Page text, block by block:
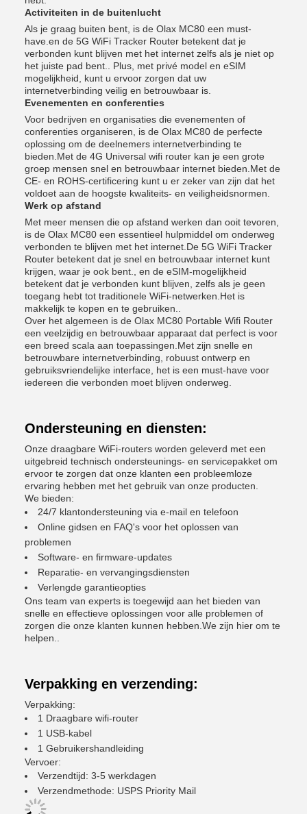
Activiteiten in de buitenlucht
Als je graag buiten bent, is de Olax MC80 een must-
have.en de 5G WiFi Tracker Router betekent dat je
verbonden kunt blijven met het internet zelfs als je niet op
het juiste pad bent.. Plus, met privé model en eSIM
mogelijkheid, kunt u ervoor zorgen dat uw
internetverbinding veilig en betrouwbaar is.
Evenementen en conferenties
Voor bedrijven en organisaties die evenementen of
conferenties organiseren, is de Olax MC80 de perfecte
oplossing om de deelnemers internetverbinding te
bieden.Met de 4G Universal wifi router kan je een grote
groep mensen snel en betrouwbaar internet bieden.Met de
CE- en ROHS-certificering kunt u er zeker van zijn dat het
voldoet aan de hoogste kwaliteits- en veiligheidsnormen.
Werk op afstand
Met meer mensen die op afstand werken dan ooit tevoren,
is de Olax MC80 een essentieel hulpmiddel om onderweg
verbonden te blijven met het internet.De 5G WiFi Tracker
Router betekent dat je snel en betrouwbaar internet kunt
krijgen, waar je ook bent., en de eSIM-mogelijkheid
betekent dat je verbonden kunt blijven, zelfs als je geen
toegang hebt tot traditionele WiFi-netwerken.Het is
makkelijk te kopen en te gebruiken..
Over het algemeen is de Olax MC80 Portable Wifi Router
een veelzijdig en betrouwbaar apparaat dat perfect is voor
een breed scala aan toepassingen.Met zijn snelle en
betrouwbare internetverbinding, robuust ontwerp en
gebruiksvriendelijke interface, het is een must-have voor
iedereen die verbonden moet blijven onderweg.
Ondersteuning en diensten:
Onze draagbare WiFi-routers worden geleverd met een
uitgebreid technisch ondersteunings- en servicepakket om
ervoor te zorgen dat onze klanten een probleemloze
ervaring hebben met het gebruik van onze producten.
We bieden:
24/7 klantondersteuning via e-mail en telefoon
Online gidsen en FAQ's voor het oplossen van
problemen
Software- en firmware-updates
Reparatie- en vervangingsdiensten
Verlengde garantieopties
Ons team van experts is toegewijd aan het bieden van
snelle en effectieve oplossingen voor alle problemen of
zorgen die onze klanten kunnen hebben.We zijn hier om te
helpen..
Verpakking en verzending:
Verpakking:
1 Draagbare wifi-router
1 USB-kabel
1 Gebruikershandleiding
Vervoer:
Verzendtijd: 3-5 werkdagen
Verzendmethode: USPS Priority Mail